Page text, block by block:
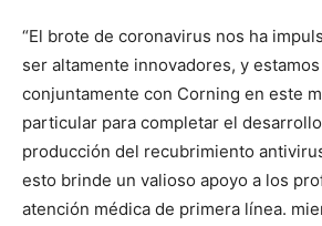
“El brote de coronavirus nos ha
ser altamente innovadores, y
conjuntamente con Corning en este
particular para completar el
producción del recubrimiento
esto brinde un valioso apoyo a los
atención médica de primera línea.